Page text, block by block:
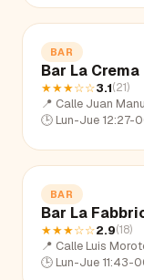
BAR
Bar La Crema
★★★☆☆3.1(21)
📍 Calle Juan
🕒 Lun-Jue 12:27-
BAR
Bar La
★★★☆☆2.9(18)
📍 Calle Luis
🕒 Lun-Jue 11:43-